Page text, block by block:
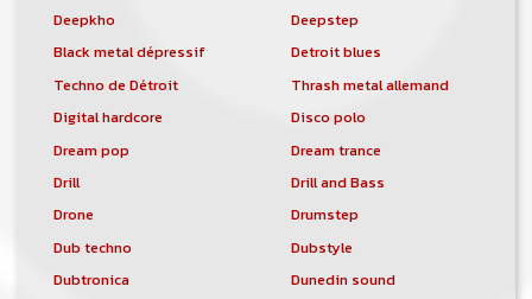
Deepkho
Deepstep
Black metal dépressif
Detroit blues
Techno de Détroit
Thrash metal allemand
Digital hardcore
Disco polo
Dream pop
Dream trance
Drill
Drill and Bass
Drone
Drumstep
Dub techno
Dubstyle
Dubtronica
Dunedin sound